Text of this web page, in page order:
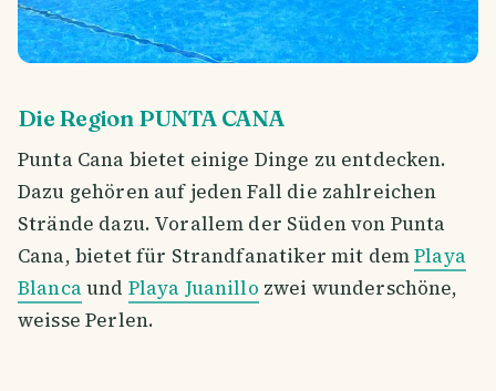
Die Region PUNTA CANA
Punta Cana bietet einige Dinge zu entdecken.
Dazu gehören auf jeden Fall die zahlreichen
Strände dazu. Vorallem der Süden von Punta
Cana, bietet für Strandfanatiker mit demPlaya
Blancaund Playa Juanillo zwei wunderschöne,
weisse Perlen.